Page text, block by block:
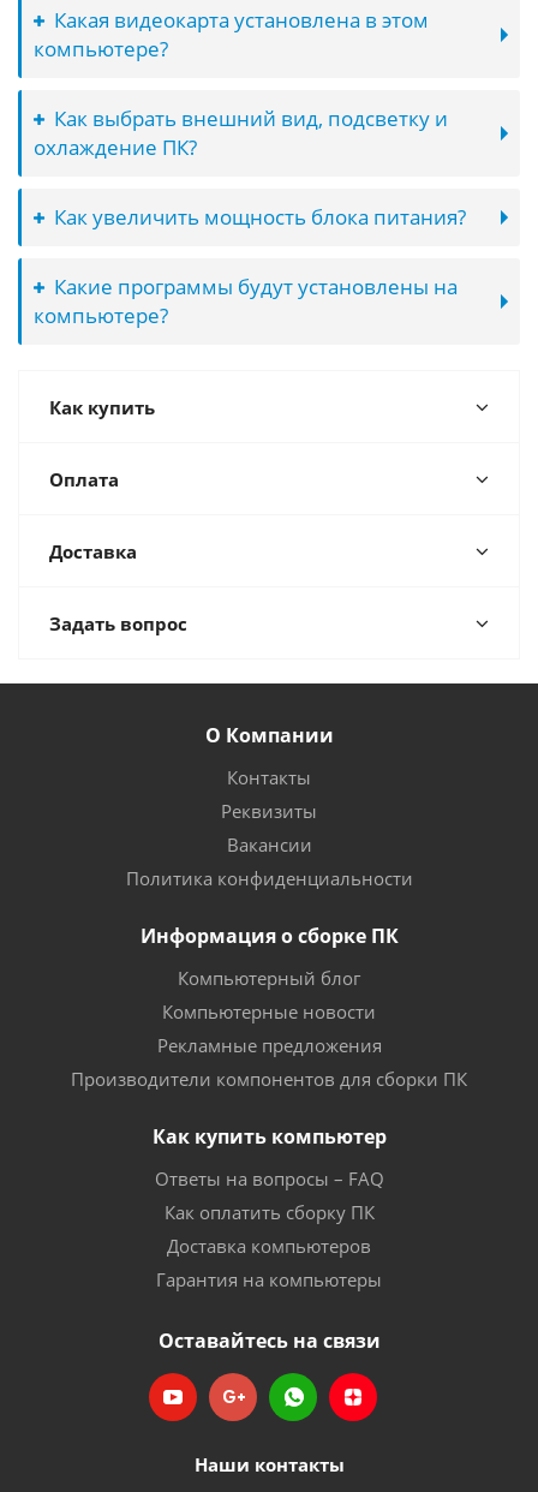
Какая видеокарта установлена в этом
компьютере?
Как выбрать внешний вид, подсветку и
охлаждение ПК?
Как увеличить мощность блока питания?
Какие программы будут установлены на
компьютере?
Как купить
Оплата
Доставка
Задать вопрос
О Компании
Контакты
Реквизиты
Вакансии
Политика конфиденциальности
Информация о сборке ПК
Компьютерный блог
Компьютерные новости
Рекламные предложения
Производители компонентов для сборки ПК
Как купить компьютер
Ответы на вопросы – FAQ
Как оплатить сборку ПК
Доставка компьютеров
Гарантия на компьютеры
Оставайтесь на связи
Наши контакты